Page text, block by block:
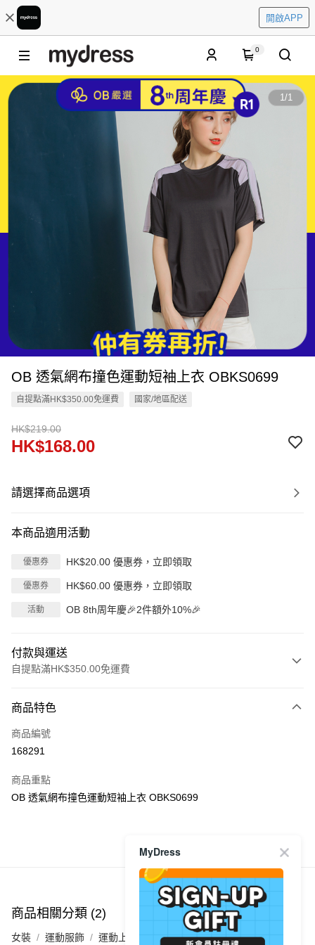
開啟APP
0
1/1
OB 透氣網布撞色運動短袖上衣 OBKS0699
自提點滿HK$350.00免運費 國家/地區配送
HK$219.00
HK$168.00
請選擇商品選項
本商品適用活動
優惠券 HK$20.00 優惠券，立即領取
優惠券 HK$60.00 優惠券，立即領取
活動 OB 8th周年慶🎉2件額外10%🎉
付款與運送
自提點滿HK$350.00免運費
信用卡
Apple Pay
PayMe
每筆HK$40.00，滿HK$350.00或以上免運費
付款後順豐站及營業點
每筆HK$40.00，滿HK$350.00或以上免運費
商品特色
商品編號
168291
商品重點
OB 透氣網布撞色運動短袖上衣 OBKS0699
商品推薦
商品相關分類 (2)
女裝 運動服飾 運動上衣
MyDress